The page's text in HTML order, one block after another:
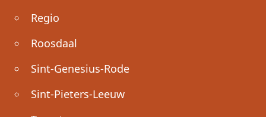
Regio
Roosdaal
Sint-Genesius-Rode
Sint-Pieters-Leeuw